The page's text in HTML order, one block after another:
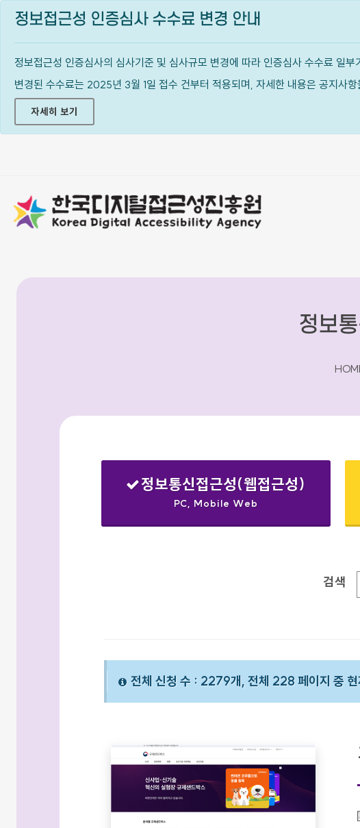
정보접근성 인증심사 수수료 변경 안내
정보접근성 인증심사의 심사기준 및 심사규모 변경에 따라 인증심사 수수료 일부
변경된 수수료는 2025년 3월 1일 접수 건부터 적용되며, 자세한 내용은 공지사
자세히 보기
정보
정보통신접근성(웹접근성)
PC, Mobile Web
검색
전체 신청 수 : 2279개, 전체 228 페이지 중